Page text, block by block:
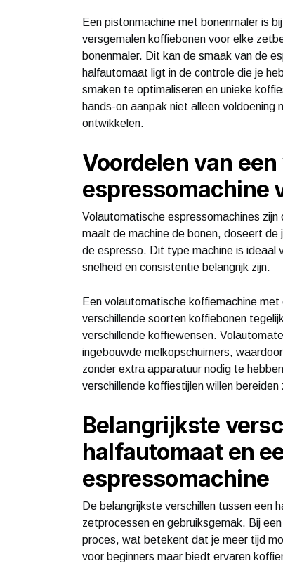
Een pistonmachine met bonenmaler is
versgemalen koffiebonen voor elke
bonenmaler. Dit kan de smaak van de
halfautomaat ligt in de controle die je
smaken te optimaliseren en unieke
hands-on aanpak niet alleen voldoening
ontwikkelen.
Voordelen van
espressomachine
Volautomatische espressomachines
maalt de machine de bonen, doseert
de espresso. Dit type machine is ideaal
snelheid en consistentie belangrijk zijn.
Een volautomatische koffiemachine
verschillende soorten koffiebonen
verschillende koffiewensen.
ingebouwde melkopschuimers,
zonder extra apparatuur nodig te
verschillende koffiestijlen willen
Belangrijkste
halfautomaat en
espressomachine
De belangrijkste verschillen tussen een
zetprocessen en gebruiksgemak. Bij
proces, wat betekent dat je meer tijd
voor beginners maar biedt ervaren